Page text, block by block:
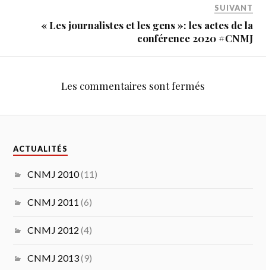
SUIVANT
« Les journalistes et les gens »: les actes de la
conférence 2020 #CNMJ
Les commentaires sont fermés
ACTUALITÉS
CNMJ 2010(11)
CNMJ 2011 (6)
CNMJ 2012 (4)
CNMJ 2013(9)